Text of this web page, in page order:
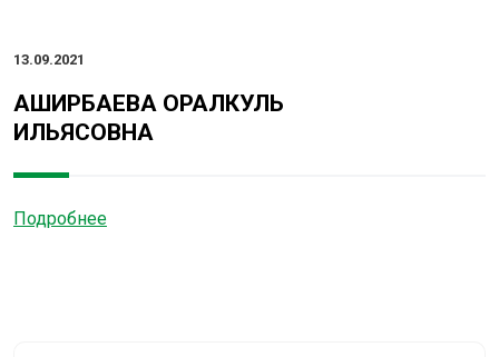
13.09.2021
АШИРБАЕВА ОРАЛКУЛЬ
ИЛЬЯСОВНА
Подробнее